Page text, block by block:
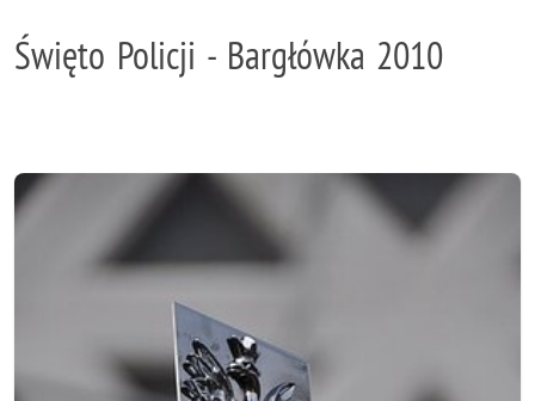
Święto Policji - Bargłówka 2010